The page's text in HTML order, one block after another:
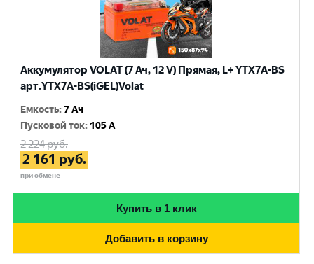
Аккумулятор VOLAT (7 Ач, 12 V) Прямая, L+ YTX7A-BS
арт.YTX7A-BS(iGEL)Volat
Емкость:7 Ач
Пусковой ток: 105 A
2 224руб.
2 161 руб.
при обмене
Купить в 1 клик
Добавить в корзину